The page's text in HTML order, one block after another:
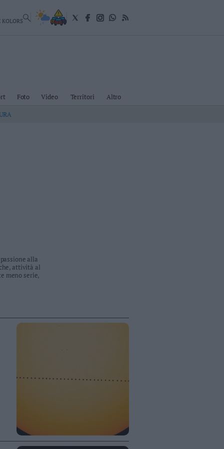
Foto Video Territori
Altro
alla
attività al
meno serie,